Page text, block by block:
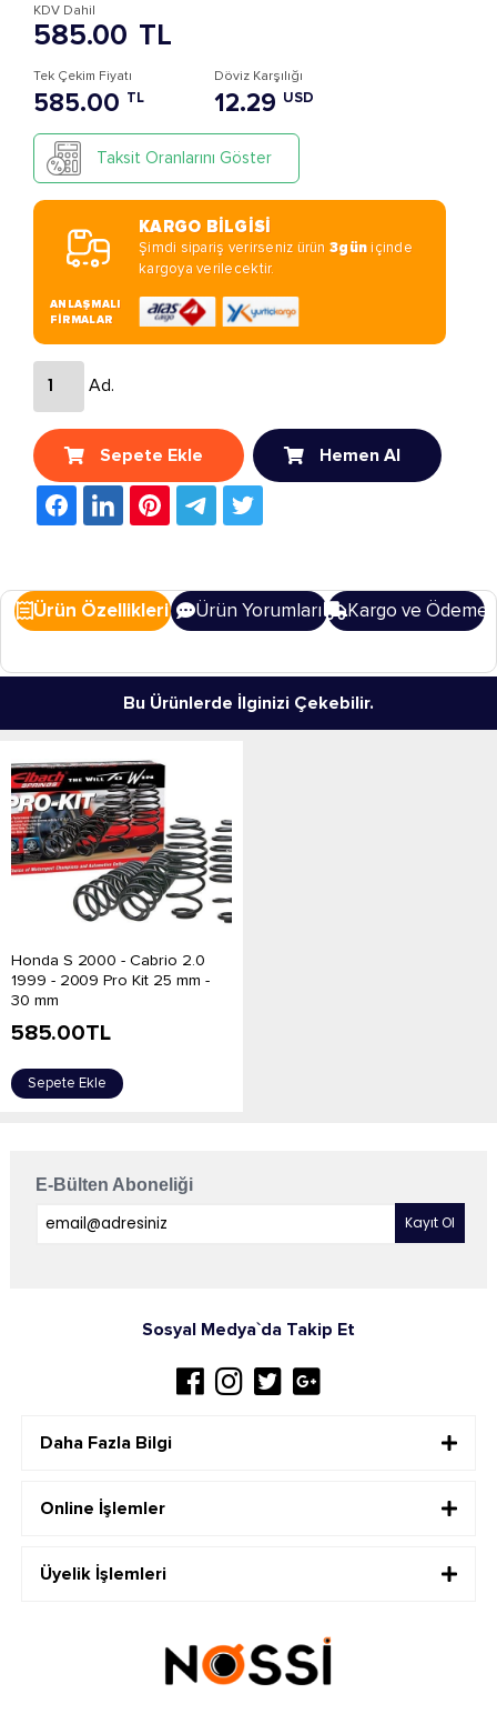
585.00 TL
KDV Dahil
Tek Çekim Fiyatı
585.00 TL
Döviz Karşılığı
12.29 USD
Taksit Oranlarını Göster
KARGO BİLGİSİ
Şimdi sipariş verirseniz ürün 3güniçinde
kargoya verilecektir.
ANLAŞMALI
FİRMALAR
Ad.
Sepete Ekle Hemen Al
Ürün Özellikleri Ürün Yorumları Kargo ve Ödeme
Bu Ürünlerde İlginizi Çekebilir.
Honda S 2000 - Cabrio 2.0
1999 - 2009 Pro Kit 25 mm -
30 mm
585.00TL
Sepete Ekle
E-Bülten Aboneliği
Sosyal Medya`da Takip Et
Daha Fazla Bilgi
Online İşlemler
Üyelik İşlemleri